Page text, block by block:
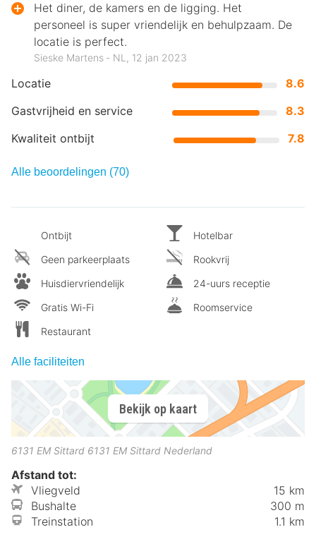
Locatie
8.6
Gastvrijheid en service
8.3
Kwaliteit ontbijt
7.8
Het diner, de kamers en de ligging. Het
personeel is super vriendelijk en behulpzaam. De
locatie is perfect.
Sieske Martens ‐ NL, 12 jan 2023
Alle beoordelingen (70)
Ontbijt
Geen parkeerplaats
Huisdiervriendelijk
Gratis Wi-Fi
Restaurant
Hotelbar
Rookvrij
24-uurs receptie
Roomservice
Alle faciliteiten
Bekijk op kaart
6131 EM Sittard 6131 EM Sittard Nederland
Afstand tot:
Vliegveld
15 km
Bushalte
300 m
Treinstation
1.1 km